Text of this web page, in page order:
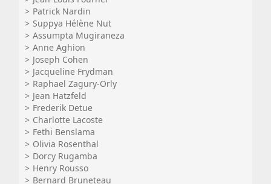
Patrick Nardin
Suppya Hélène Nut
Assumpta Mugiraneza
Anne Aghion
Joseph Cohen
Jacqueline Frydman
Raphael Zagury-Orly
Jean Hatzfeld
Frederik Detue
Charlotte Lacoste
Fethi Benslama
Olivia Rosenthal
Dorcy Rugamba
Henry Rousso
Bernard Bruneteau